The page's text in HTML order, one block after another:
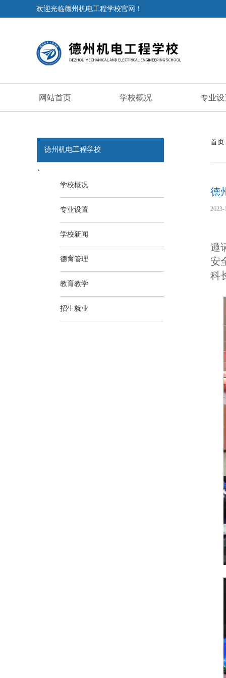
欢迎光临德州机电工程学校官网！
网站首页 学校概况 专业设
德州机电工程学校
学校概况
专业设置
学校新闻
德育管理
教育教学
招生就业
首页
德
2023-
邀
安
科